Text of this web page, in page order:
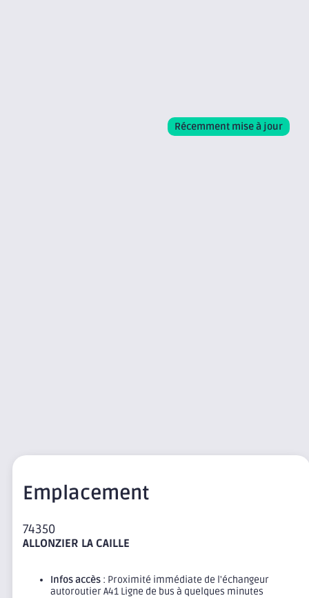
Récemment mise à jour
Emplacement
74350
ALLONZIER LA CAILLE
Infos accès : Proximité immédiate de l'échangeur
autoroutier A41 Ligne de bus à quelques minutes